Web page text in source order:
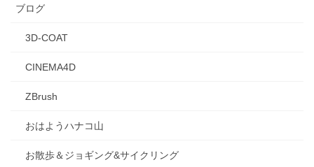
ブログ
3D-COAT
CINEMA4D
ZBrush
おはようハナコ山
お散歩＆ジョギング&サイクリング